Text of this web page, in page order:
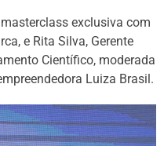
exclusiva com
e Rita Silva, Gerente
Científico, moderada
Luiza Brasil.